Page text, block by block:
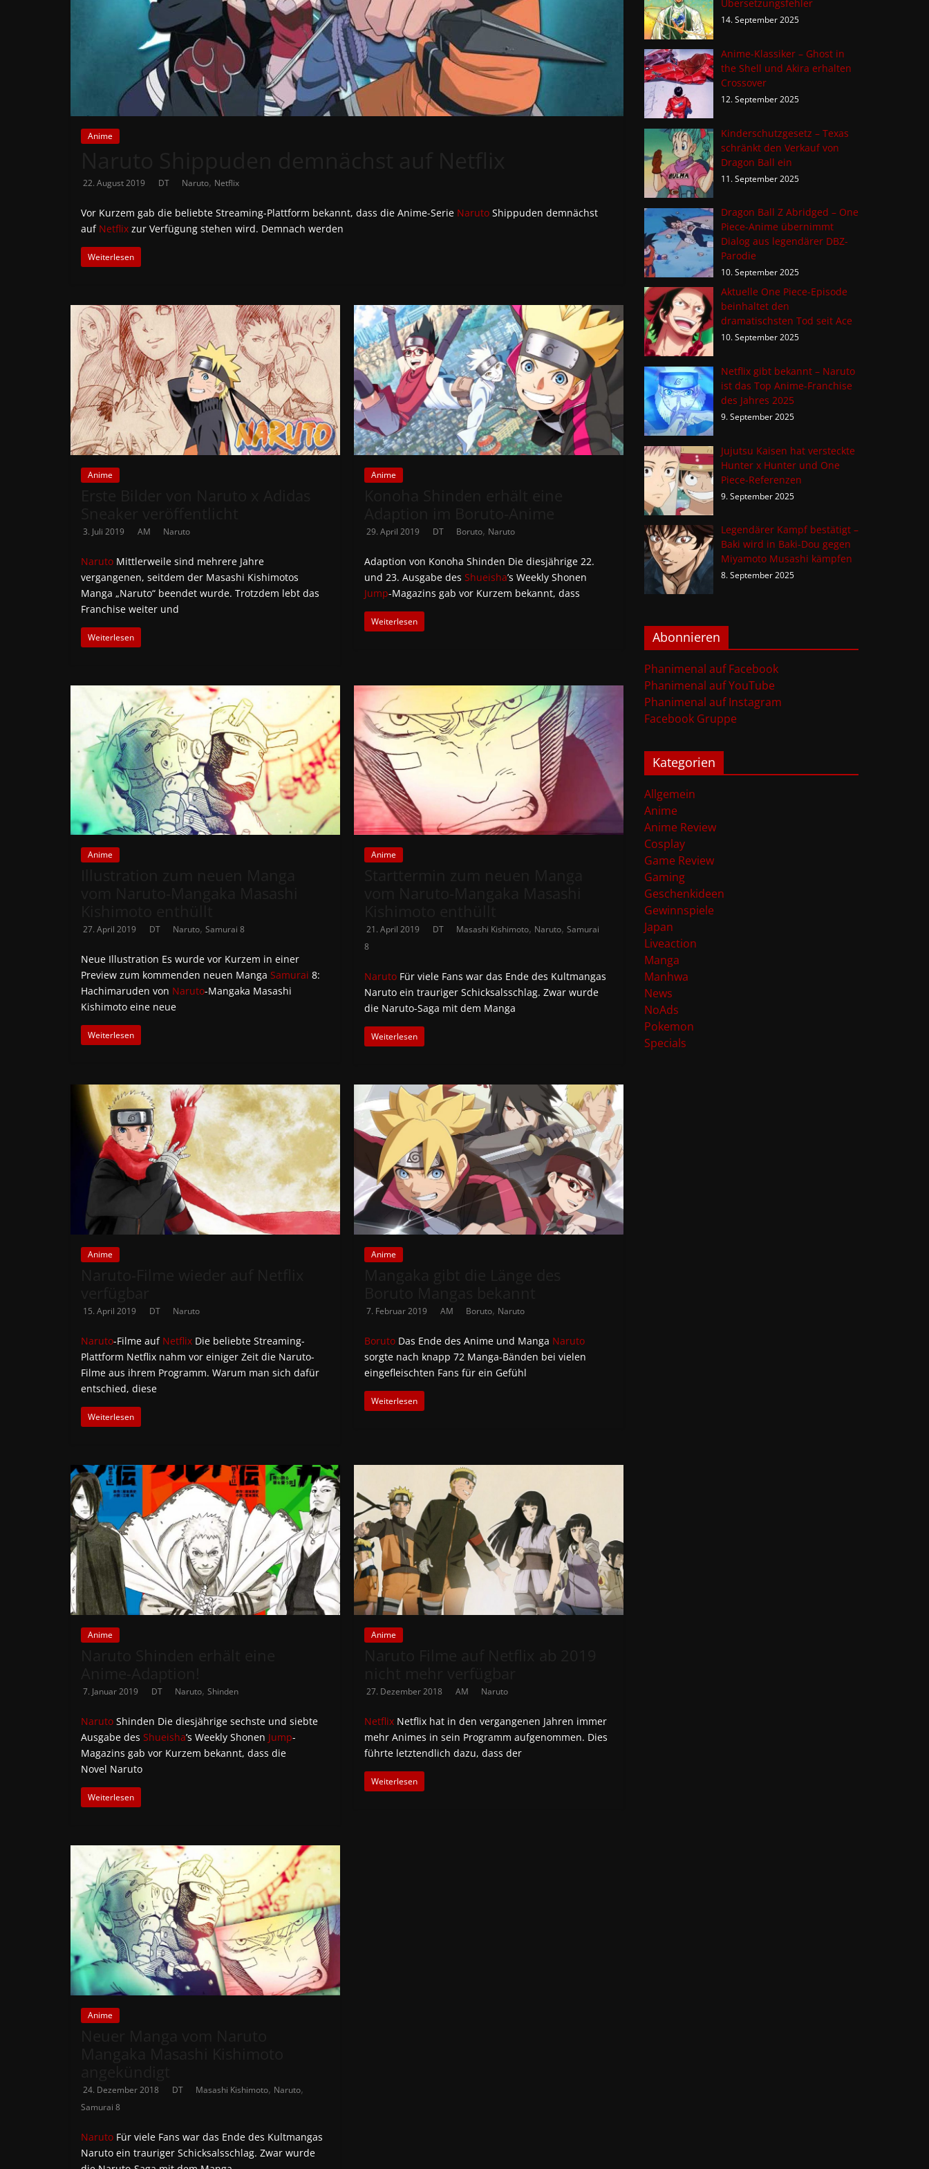
News
die
aktuellsten
aus
und
Deutschland
Anime
22. August 2019 DT Naruto, Netflix
Vor Kurzem gab die beliebte Streaming-Plattform bekannt, dass die Anime-Serie Naruto Shippuden demnächst
auf Netflix zur Verfügung stehen wird. Demnach werden
Weiterlesen
Anime
3. Juli 2019 AM Naruto
Naruto Mittlerweile sind mehrere Jahre
vergangenen, seitdem der Masashi Kishimotos
Manga „Naruto“ beendet wurde. Trotzdem lebt das
Franchise weiter und
Weiterlesen
Anime
29. April 2019 DT Boruto, Naruto
Adaption von Konoha Shinden Die diesjährige 22.
und 23. Ausgabe desShueisha’s Weekly Shonen
Jump-Magazins gab vor Kurzem bekannt, dass
Weiterlesen
Anime
27. April 2019 DT Naruto, Samurai 8
Neue Illustration Es wurde vor Kurzem in einer
Preview zum kommenden neuen Manga Samurai 8:
Hachimaruden von Naruto-Mangaka Masashi
Kishimoto eine neue
Weiterlesen
Anime
21. April 2019 DT Masashi Kishimoto, Naruto,Samurai
8
Naruto Für viele Fans war das Ende des Kultmangas
Naruto ein trauriger Schicksalsschlag. Zwar wurde
die Naruto-Saga mit dem Manga
Weiterlesen
Anime
15. April 2019 DT Naruto
Naruto-Filme auf Netflix Die beliebte Streaming-
Plattform Netflix nahm vor einiger Zeit die Naruto-
Filme aus ihrem Programm. Warum man sich dafür
entschied, diese
Weiterlesen
Anime
7. Februar 2019 AM Boruto, Naruto
Boruto Das Ende des Anime und Manga Naruto
sorgte nach knapp 72 Manga-Bänden bei vielen
eingefleischten Fans für ein Gefühl
Weiterlesen
Anime
7. Januar 2019 DT Naruto, Shinden
Naruto Shinden Die diesjährige sechste und siebte
Ausgabe des Shueisha’s Weekly Shonen Jump-
Magazins gab vor Kurzem bekannt, dass die
Novel Naruto
Weiterlesen
Anime
27. Dezember 2018 AM Naruto
Netflix Netflix hat in den vergangenen Jahren immer
mehr Animes in sein Programm aufgenommen. Dies
führte letztendlich dazu, dass der
Weiterlesen
Anime
24. Dezember 2018 DT Masashi Kishimoto, Naruto,
Samurai 8
Naruto Für viele Fans war das Ende des Kultmangas
Naruto ein trauriger Schicksalsschlag. Zwar wurde
Übersetzungsfehler
14. September 2025
Anime-Klassiker – Ghost in
the Shell und Akira erhalten
Crossover
12. September 2025
Kinderschutzgesetz – Texas
schränkt den Verkauf von
Dragon Ball ein
11. September 2025
Dragon Ball Z Abridged – One
Piece-Anime übernimmt
Dialog aus legendärer DBZ-
Parodie
10. September 2025
Aktuelle One Piece-Episode
beinhaltet den
dramatischsten Tod seit Ace
10. September 2025
Netflix gibt bekannt – Naruto
ist das Top Anime-Franchise
des Jahres 2025
9. September 2025
Jujutsu Kaisen hat versteckte
Hunter x Hunter und One
Piece-Referenzen
9. September 2025
Legendärer Kampf bestätigt –
Baki wird in Baki-Dou gegen
Miyamoto Musashi kämpfen
8. September 2025
Abonnieren
Phanimenal auf Facebook
Phanimenal auf YouTube
Phanimenal auf Instagram
Facebook Gruppe
Kategorien
Allgemein
Anime
Anime Review
Cosplay
Game Review
Gaming
Geschenkideen
Gewinnspiele
Japan
Liveaction
Manga
Manhwa
News
NoAds
Pokemon
Specials